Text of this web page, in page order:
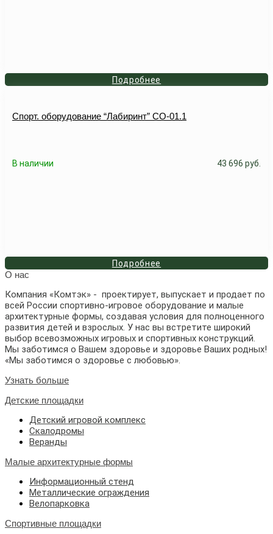
Подробнее
Спорт. оборудование “Лабиринт” СО-01.1
В наличии 43 696 руб.
Подробнее
О нас
Компания «Комтэк» - проектирует, выпускает и продает по
всей России спортивно-игровое оборудование и малые
архитектурные формы, создавая условия для полноценного
развития детей и взрослых. У нас вы встретите широкий
выбор всевозможных игровых и спортивных конструкций.
Мы заботимся о Вашем здоровье и здоровье Ваших родных!
«Мы заботимся о здоровье с любовью».
Узнать больше
Детские площадки
Детский игровой комплекс
Скалодромы
Веранды
Малые архитектурные формы
Информационный стенд
Металлические ограждения
Велопарковка
Спортивные площадки